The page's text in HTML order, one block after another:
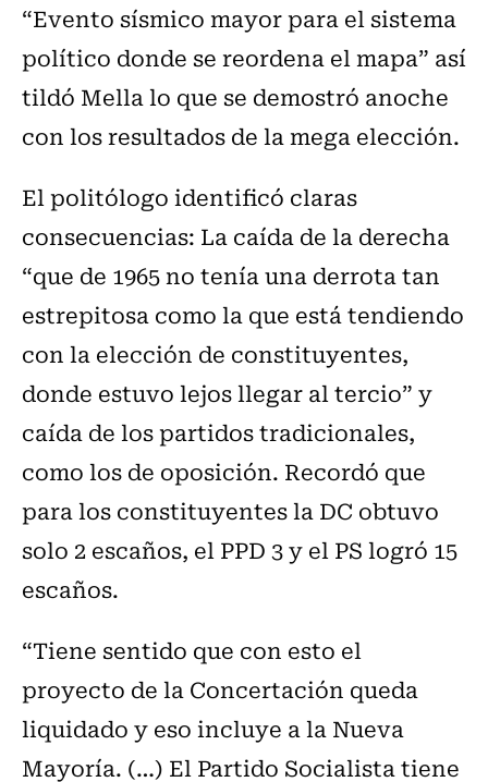
“Evento sísmico mayor para el sistema
político donde se reordena el mapa” así
tildó Mella lo que se demostró anoche
con los resultados de la mega elección.
El politólogo identificó claras
consecuencias: La caída de la derecha
“que de 1965 no tenía una derrota tan
estrepitosa como la que está tendiendo
con la elección de constituyentes,
donde estuvo lejos llegar al tercio” y
caída de los partidos tradicionales,
como los de oposición. Recordó que
para los constituyentes la DC obtuvo
solo 2 escaños, el PPD 3 y el PS logró 15
escaños.
“Tiene sentido que con esto el
proyecto de la Concertación queda
liquidado y eso incluye a la Nueva
Mayoría. (…) El Partido Socialista tiene